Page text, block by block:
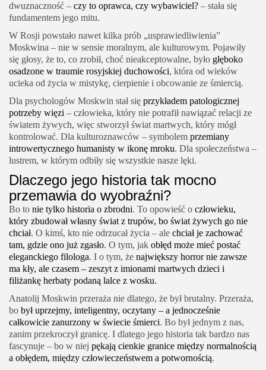
dwuznaczność – czy to oprawca, czy wybawiciel? – stała się
fundamentem jego mitu.
W Rosji powstało nawet kilka prób „usprawiedliwienia”
Moskwina – nie w sensie moralnym, ale kulturowym. Pojawiły
się głosy, że to, co zrobił, choć nieakceptowalne, było głęboko
osadzone w traumie rosyjskiej duchowości, która od wieków
ucieka od życia w mistykę, cierpienie i obcowanie ze śmiercią.
Dla psychologów Moskwin stał się przykładem patologicznej
potrzeby więzi – człowieka, który nie potrafił nawiązać relacji ze
światem żywych, więc stworzył świat martwych, który mógł
kontrolować. Dla kulturoznawców – symbolem przemiany
introwertycznego humanisty w ikonę mroku. Dla społeczeństwa –
lustrem, w którym odbiły się wszystkie nasze lęki.
Dlaczego jego historia tak mocno
przemawia do wyobraźni?
Bo to nie tylko historia o zbrodni. To opowieść o człowieku,
który zbudował własny świat z trupów, bo świat żywych go nie
chciał. O kimś, kto nie odrzucał życia – ale chciał je zachować
tam, gdzie ono już zgasło. O tym, jak obłęd może mieć postać
eleganckiego filologa. I o tym, że największy horror nie zawsze
ma kły, ale czasem – zeszyt z imionami martwych dzieci i
filiżankę herbaty podaną lalce z wosku.
Anatolij Moskwin przeraża nie dlatego, że był brutalny. Przeraża,
bo był uprzejmy, inteligentny, oczytany – a jednocześnie
całkowicie zanurzony w świecie śmierci. Bo był jednym z nas,
zanim przekroczył granicę. I dlatego jego historia tak bardzo nas
fascynuje – bo w niej pękają cienkie granice między normalnością
a obłędem, między człowieczeństwem a potwornością.